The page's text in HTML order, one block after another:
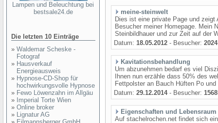
Lampen und Beleuchtung bei
bestsale24.de
Die letzten 10 Einträge
» Waldemar Scheske -
Fotograf
» Hausverkauf
Energieausweis
» Hypnose-CD-Shop für
hochwirkungsvolle Hypnose
» Fewo Löwenzahn im Allgäu
» Imperial Torte Wien
» Online broker
» Lignatur AG
meine-steinwelt
Dies ist eine private Page und
Besucher meiner Homepage. Mein
Steinbildhauer und zur Zeit auf der
Datum: 18.05.2012 - Besucher: 2024
Kavitationsbehandlung
Um abzunehmen bedarf es viel
Ihnen nun erzähle dass 50% des
Fettpolster an Bauch Hüften Po
Datum: 29.12.2014- Besucher: 1568
Eigenschaften und
Auf stachelrochen.net findet sich